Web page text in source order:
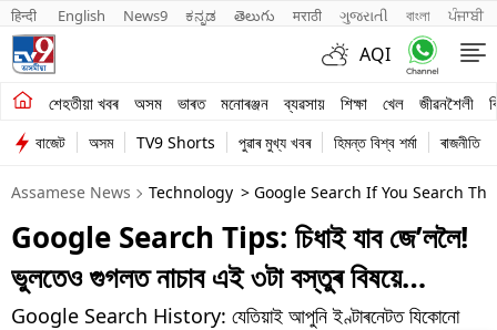
हिन्दी English News9 ಕನ್ನಡ తెలుగు मराठी ગુજરાતી বাংলা ਪੰਜਾਬੀ
AQI
শেহতীয়া খবৰ অসম ভাৰত মনোৰঞ্জন ব্যৱসায় শিক্ষা খেল জীৱনশৈলী
শেহতীয়া খবৰ
অসম
ভাৰত
মনোৰঞ্জন
ব্যৱসায়
বাজেট অসম TV9 Shorts পুৱাৰ মুখ্য খবৰ হিমন্ত বিশ্ব শৰ্মা ৰাজনীতি
Assamese News Technology > Google Search If You Search
Google Search Tips: চিধাই যাব জে’ললৈ!
ভুলতেও গুগলত নাচাব এই ৩টা বস্তুৰ বিষয়ে…
Google Search History: যেতিয়াই আপুনি ইণ্টাৰনেটত যিকোনো